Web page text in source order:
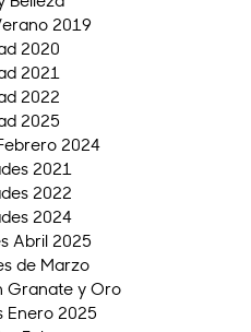
2019
2020
2021
2022
2025
2024
2021
2022
2024
Abril 2025
de Marzo
Granate y Oro
Enero 2025